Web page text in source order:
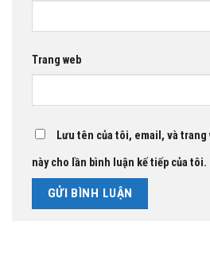
Trang web
Lưu tên của tôi, email, và
này cho lần bình luận kế tiếp của tôi.